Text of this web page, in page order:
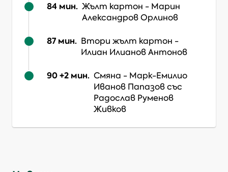
84 мин. Жълт картон - Марин
Александров Орлинов
87 мин. Втори жълт картон -
Илиан Илианов Антонов
90 +2 мин. Смяна - Марк-Емилио
Иванов Папазовсъс
Радослав Руменов
Живков